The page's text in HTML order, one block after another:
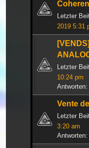
Letzter
2019 5:31
Letzter
10:24 pm
Antworten:
Vente
Letzter
3:20 am
Antworten: